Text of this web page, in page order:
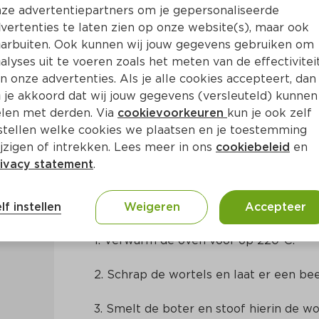
met koriander en
Min Mexicaans
Bereidingswijze
1. Verwarm de oven voor op 220ºC.
2. Schrap de wortels en laat er een
3. Smelt de boter en stoof hierin de
advertentiepartners om je gepersonaliseerde
te laten zien op onze website(s), maar ook
Ook kunnen wij jouw gegevens gebruiken om
uit te voeren zoals het meten van de
onze advertenties. Als je alle cookies accepteert, dan
je akkoord dat wij jouw gegevens (versleuteld) kunnen
met derden. Via cookievoorkeuren kun je ook zelf
welke cookies we plaatsen en je toestemming
of intrekken. Lees meer in ons cookiebeleid en
statement.
instellen Weigeren Accepteer